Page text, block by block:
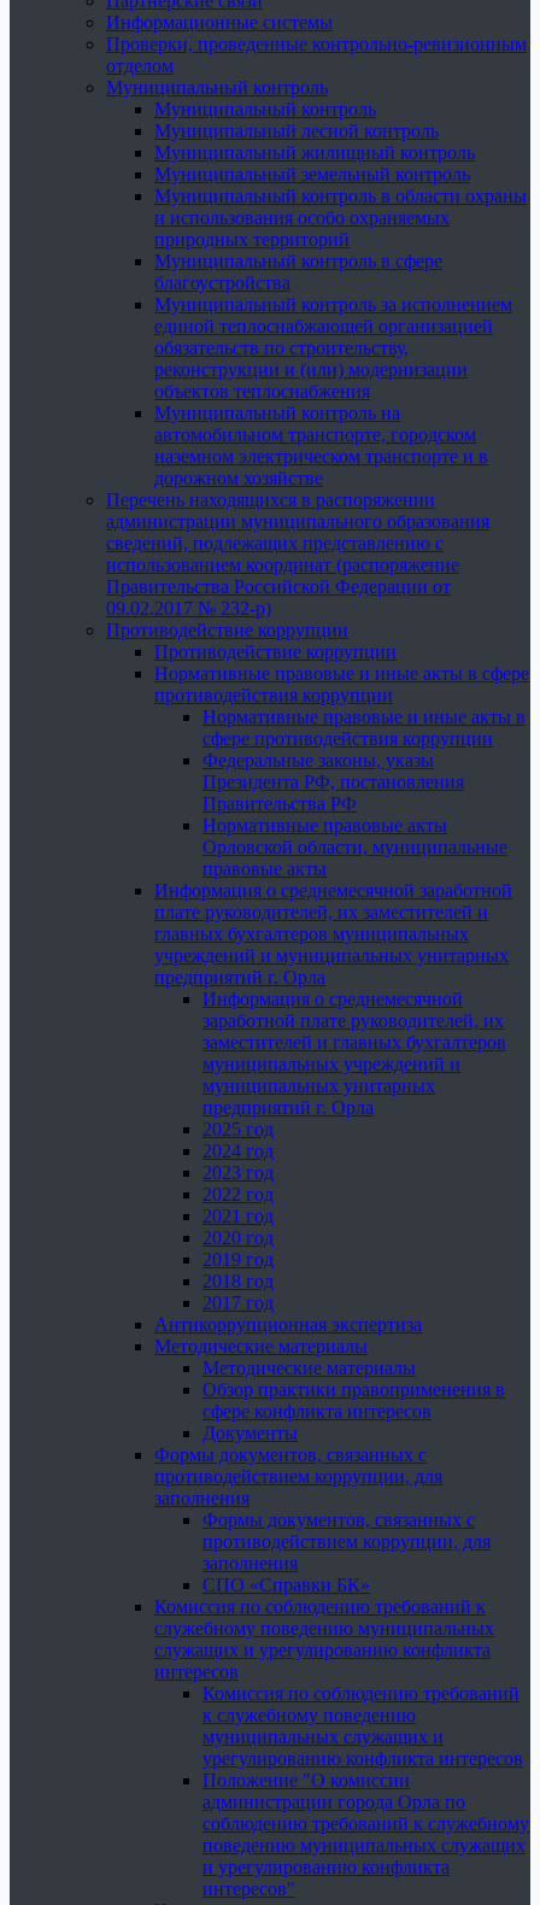
Информационные системы
Проверки, проведенные контрольно-ревизионным
отделом
Муниципальный контроль
Муниципальный контроль
Муниципальный лесной контроль
Муниципальный жилищный контроль
Муниципальный земельный контроль
Муниципальный контроль в области охраны
и использования особо охраняемых
природных территорий
Муниципальный контроль в сфере
благоустройства
Муниципальный контроль за исполнением
единой теплоснабжающей организацией
обязательств по строительству,
реконструкции и (или) модернизации
объектов теплоснабжения
Муниципальный контроль на
автомобильном транспорте, городском
наземном электрическом транспорте и в
дорожном хозяйстве
Перечень находящихся в распоряжении
администрации муниципального образования
сведений, подлежащих представлению с
использованием координат (распоряжение
Правительства Российской Федерации от
09.02.2017 № 232-р)
Противодействие коррупции
Противодействие коррупции
Нормативные правовые и иные акты в сфере
противодействия коррупции
Нормативные правовые и иные акты в
сфере противодействия коррупции
Федеральные законы, указы
Президента РФ, постановления
Правительства РФ
Нормативные правовые акты
Орловской области, муниципальные
правовые акты
Информация о среднемесячной заработной
плате руководителей, их заместителей и
главных бухгалтеров муниципальных
учреждений и муниципальных унитарных
предприятий г. Орла
Информация о среднемесячной
заработной плате руководителей, их
заместителей и главных бухгалтеров
муниципальных учреждений и
муниципальных унитарных
предприятий г. Орла
2025 год
2024 год
2023 год
2022 год
2021 год
2020 год
2019 год
2018 год
2017 год
Антикоррупционная экспертиза
Методические материалы
Методические материалы
Обзор практики правоприменения в
сфере конфликта интересов
Документы
Формы документов, связанных с
противодействием коррупции, для
заполнения
Формы документов, связанных с
противодействием коррупции, для
заполнения
СПО «Справки БК»
Комиссия по соблюдению требований к
служебному поведению муниципальных
служащих и урегулированию конфликта
интересов
Комиссия по соблюдению требований
к служебному поведению
муниципальных служащих и
урегулированию конфликта интересов
Положение "О комиссии
администрации города Орла по
соблюдению требований к служебному
поведению муниципальных служащих
и урегулированию конфликта
интересов"